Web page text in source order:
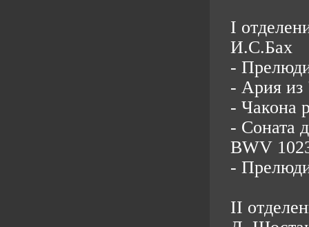
I
И.С.Бах
-
- Ария
- Чакона
- Соната
BWV
-
II